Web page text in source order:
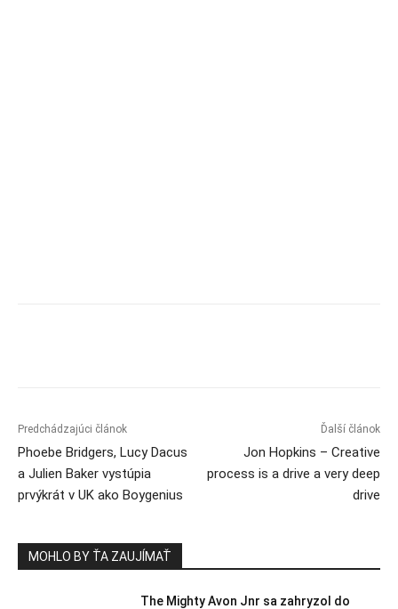
Predchádzajúci článok
Phoebe Bridgers, Lucy Dacus
a Julien Baker vystúpia
prvýkrát v UK ako Boygenius
Ďalší článok
Jon Hopkins – Creative
process is a drive a very deep
drive
MOHLO BY ŤA ZAUJÍMAŤ
The Mighty Avon Jnr sa zahryzol do